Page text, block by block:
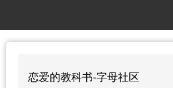
恋爱的教科书-字母社区